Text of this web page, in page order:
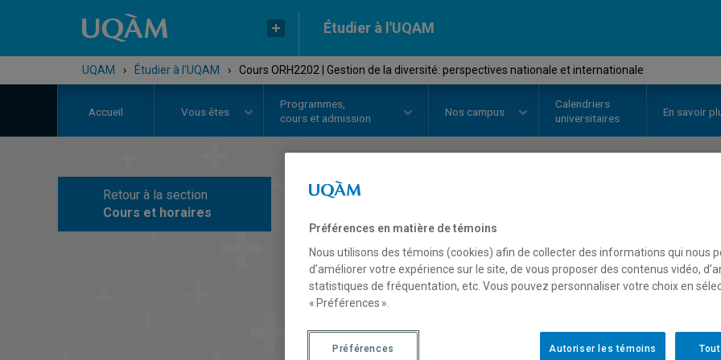
Étudier à l'UQAM
UQAM › Étudier à l'UQAM › Cours ORH2202 | Gestion de la diversité: perspectives nationale et internationale
Accueil Vous êtes
Programmes,
cours et admission
Nos campus
Calendriers
universitaires
En savoir
Retour à la section
Cours et horaires
Gestion de
nationale et
Description
Préférences en matière de témoins
Nous utilisons des témoins (cookies) afin de collecter des informations qui nous
d’améliorer votre expérience sur le site, de vous proposer des contenus vidéo,
statistiques de fréquentation, etc. Vous pouvez personnaliser votre choix en
« Préférences ».
Autoriser les témoins
Préférences